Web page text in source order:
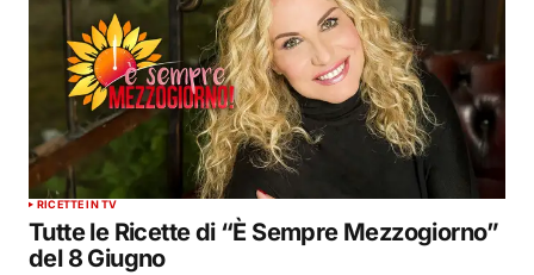
RICETTE IN TV
Tutte le Ricette di “È Sempre Mezzogiorno”
del 8 Giugno